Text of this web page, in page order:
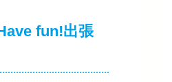
fun!出張